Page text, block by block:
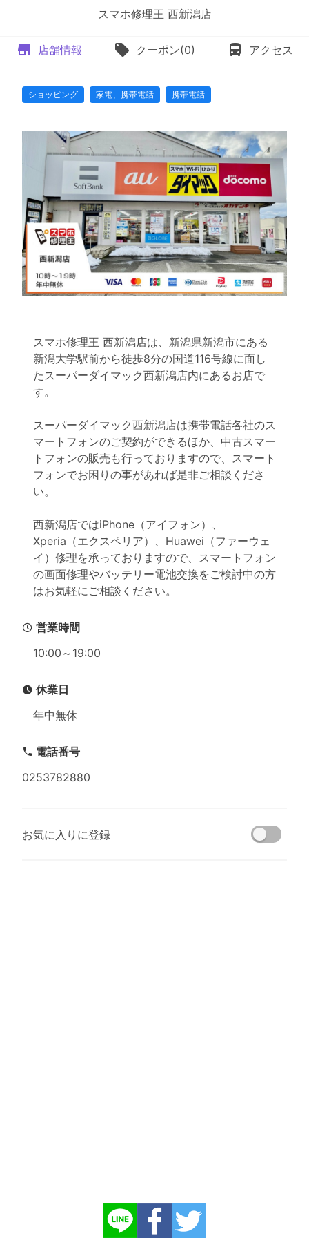
スマホ修理王 西新潟店
店舗情報 クーポン(0) アクセス
ショッピング 家電、携帯電話 携帯電話
スマホ修理王 西新潟店は、新潟県新潟市にある
新潟大学駅前から徒歩8分の国道116号線に面し
たスーパーダイマック西新潟店内にあるお店で
す。
スーパーダイマック西新潟店は携帯電話各社のス
マートフォンのご契約ができるほか、中古スマー
トフォンの販売も行っておりますので、スマート
フォンでお困りの事があれば是非ご相談くださ
い。
西新潟店ではiPhone（アイフォン）、
Xperia（エクスペリア）、Huawei（ファーウェ
イ）修理を承っておりますので、スマートフォン
の画面修理やバッテリー電池交換をご検討中の方
はお気軽にご相談ください。
営業時間
10:00～19:00
休業日
年中無休
電話番号
0253782880
お気に入りに登録